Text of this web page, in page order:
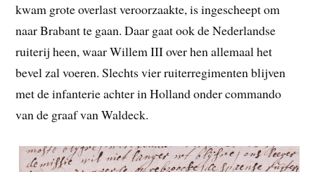
kwam grote overlast veroorzaakte, is ingescheept om
naar Brabant te gaan. Daar gaat ook de Nederlandse
ruiterij heen, waar Willem III over hen allemaal het
bevel zal voeren. Slechts vier ruiterregimenten blijven
met de infanterie achter in Holland onder commando
van de graaf van Waldeck.